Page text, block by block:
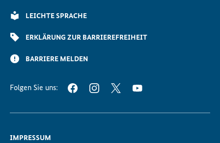
LEICHTE SPRACHE
ERKLÄRUNG ZUR BARRIEREFREIHEIT
BARRIERE MELDEN
Folgen Sie uns: FACEBOOKINSTAGRAM
TWITTERYOUTUBE
IMPRESSUM